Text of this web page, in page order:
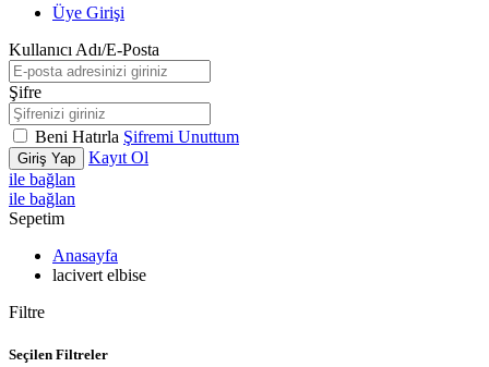
Üye Girişi
Kullanıcı Adı/E-Posta
Şifre
Beni Hatırla Şifremi Unuttum
Giriş Yap
Kayıt Ol
ile bağlan
ile bağlan
Sepetim
Anasayfa
lacivert elbise
Filtre
Seçilen Filtreler